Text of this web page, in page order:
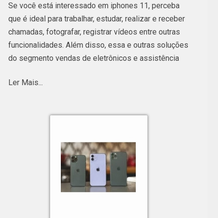
Se você está interessado em iphones 11, perceba
que é ideal para trabalhar, estudar, realizar e receber
chamadas, fotografar, registrar vídeos entre outras
funcionalidades. Além disso, essa e outras soluções
do segmento vendas de eletrônicos e assistência
diferentes idades. Confira outras soluções
macbooks air i5;
Ler Mais...